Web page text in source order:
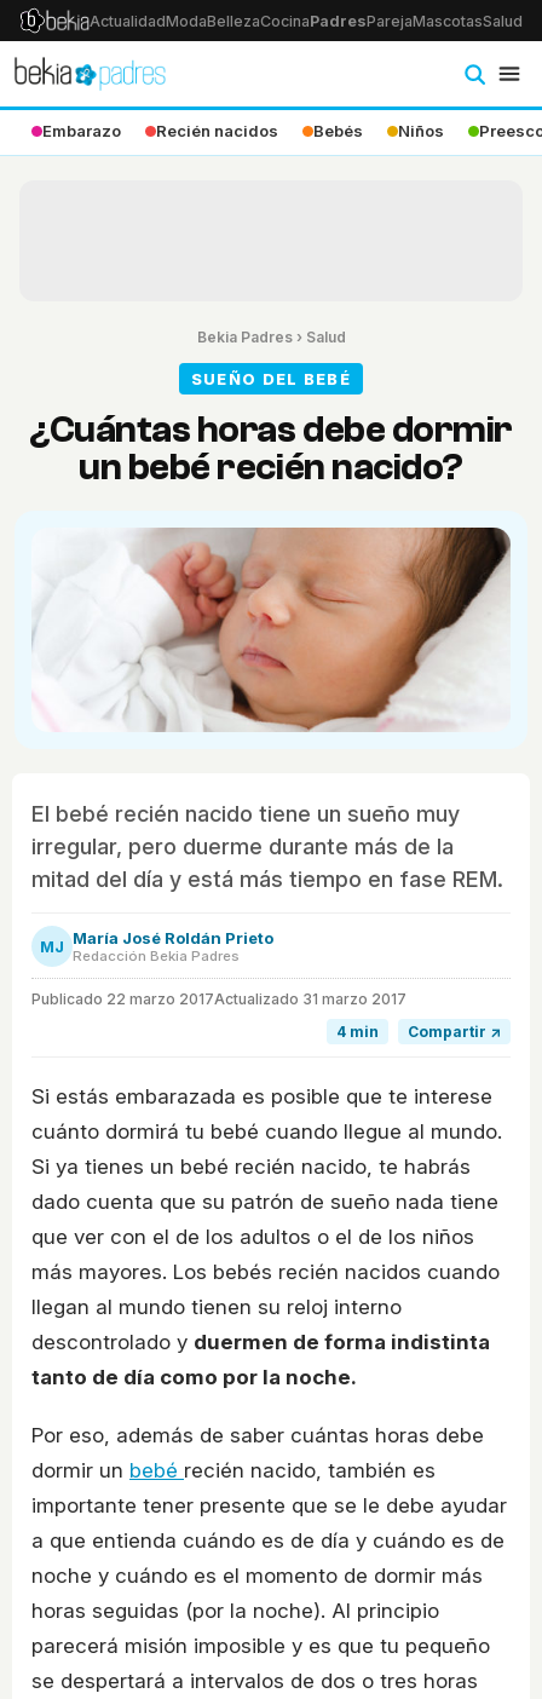
ActualidadModaBellezaCocinaPadresParejaMascotasSalud
Embarazo Recién nacidos Bebés Niños
Bekia Padres› Salud
SUEÑO DEL BEBÉ
¿Cuántas horas debe dormir
un bebé recién nacido?
El bebé recién nacido tiene un sueño muy
irregular, pero duerme durante más de la
mitad del día y está más tiempo en fase REM.
MJ María José Roldán Prieto
Redacción Bekia Padres
Publicado 22 marzo 2017Actualizado 31 marzo 2017
4 min
Compartir ↗
Si estás embarazada es posible que te interese
cuánto dormirá tu bebé cuando llegue al mundo.
Si ya tienes un bebé recién nacido, te habrás
dado cuenta que su patrón de sueño nada tiene
que ver con el de los adultos o el de los niños
más mayores. Los bebés recién nacidos cuando
llegan al mundo tienen su reloj interno
descontrolado y duermen de forma indistinta
tanto de día como por la noche.
Por eso, además de saber cuántas horas debe
dormir un bebé recién nacido, también es
importante tener presente que se le debe ayudar
a que entienda cuándo es de día y cuándo es de
noche y cuándo es el momento de dormir más
horas seguidas (por la noche). Al principio
parecerá misión imposible y es que tu pequeño
se despertará a intervalos de dos o tres horas